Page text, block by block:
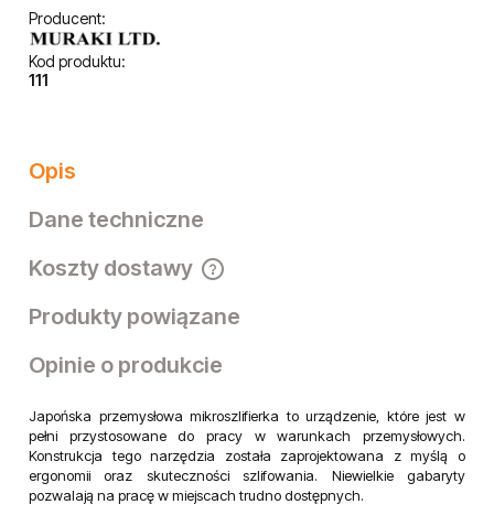
Producent:
Kod produktu:
111
Opis
Dane techniczne
Koszty dostawy
Cena nie zawiera ewentualnych kosztów płatności
Produkty powiązane
Opinie o produkcie
Japońska przemysłowa mikroszlifierka to urządzenie, które jest w
pełni przystosowane do pracy w warunkach przemysłowych.
Konstrukcja tego narzędzia została zaprojektowana z myślą o
ergonomii oraz skuteczności szlifowania. Niewielkie gabaryty
pozwalają na pracę w miejscach trudno dostępnych.